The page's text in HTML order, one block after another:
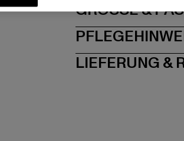
GRÖSSE
LIEFERUNG &